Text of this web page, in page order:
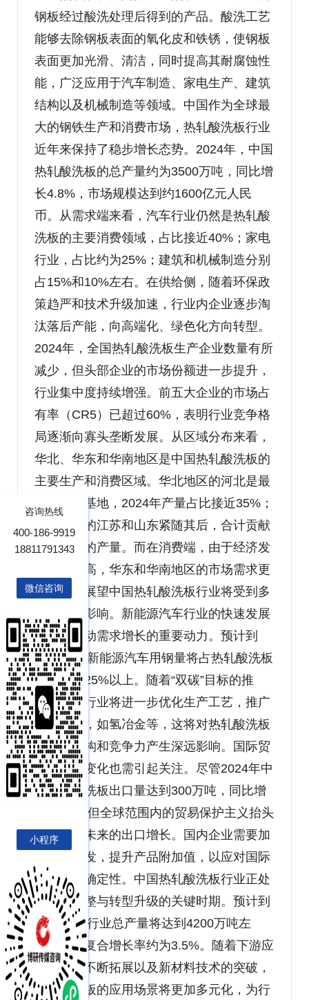
钢板经过酸洗处理后得到的产品。酸洗工艺
能够去除钢板表面的氧化皮和铁锈，使钢板
表面更加光滑、清洁，同时提高其耐腐蚀性
能，广泛应用于汽车制造、家电生产、建筑
结构以及机械制造等领域。中国作为全球最
大的钢铁生产和消费市场，热轧酸洗板行业
近年来保持了稳步增长态势。2024年，中国
热轧酸洗板的总产量约为3500万吨，同比增
长4.8%，市场规模达到约1600亿元人民
币。从需求端来看，汽车行业仍然是热轧酸
洗板的主要消费领域，占比接近40%；家电
行业，占比约为25%；建筑和机械制造分别
占15%和10%左右。在供给侧，随着环保政
策趋严和技术升级加速，行业内企业逐步淘
汰落后产能，向高端化、绿色化方向转型。
2024年，全国热轧酸洗板生产企业数量有所
减少，但头部企业的市场份额进一步提升，
行业集中度持续增强。前五大企业的市场占
有率（CR5）已超过60%，表明行业竞争格
局逐渐向寡头垄断发展。从区域分布来看，
华北、华东和华南地区是中国热轧酸洗板的
主要生产和消费区域。华北地区的河北是最
大的生产基地，2024年产量占比接近35%；
华东地区的江苏和山东紧随其后，合计贡献
了约30%的产量。而在消费端，由于经济发
达程度较高，华东和华南地区的市场需求更
为旺盛。展望中国热轧酸洗板行业将受到多
重因素的影响。新能源汽车行业的快速发展
将成为推动需求增长的重要动力。预计到
2028年，新能源汽车用钢量将占热轧酸洗板
总需求的25%以上。随着“双碳”目标的推
进，钢铁行业将进一步优化生产工艺，推广
低碳技术，如氢冶金等，这将对热轧酸洗板
的成本结构和竞争力产生深远影响。国际贸
易环境的变化也需引起关注。尽管2024年中
国热轧酸洗板出口量达到300万吨，同比增
长7.2%，但全球范围内的贸易保护主义抬头
可能限制未来的出口增长。国内企业需要加
强技术研发，提升产品附加值，以应对国际
市场的不确定性。中国热轧酸洗板行业正处
于结构调整与转型升级的关键时期。预计到
2028年，行业总产量将达到4200万吨左
右，年均复合增长率约为3.5%。随着下游应
用领域的不断拓展以及新材料技术的突破，
热轧酸洗板的应用场景将更加多元化，为行
咨询热线
400-186-9919
18811791343
微信咨询
小程序